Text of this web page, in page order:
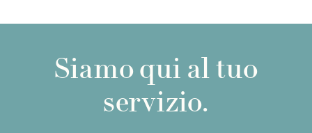
Siamo qui al tuo
servizio.